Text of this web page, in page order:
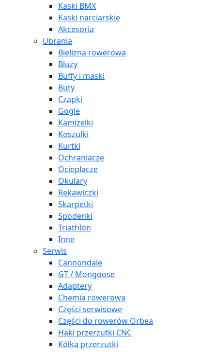
Kaski BMX
Kaski narciarskie
Akcesoria
Ubrania
Bielizna rowerowa
Bluzy
Buffy i maski
Buty
Czapki
Gogle
Kamizelki
Koszulki
Kurtki
Ochraniacze
Ocieplacze
Okulary
Rękawiczki
Skarpetki
Spodenki
Triathlon
Inne
Serwis
Cannondale
GT / Mongoose
Adaptery
Chemia rowerowa
Części serwisowe
Części do rowerów Orbea
Haki przerzutki CNC
Kółka przerzutki